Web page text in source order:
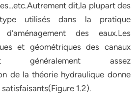
dit,la plupart des
utilisés dans la pratique
des eaux.Les
et géométriques des canaux
généralement assez
de la théorie hydraulique donne
1.2).